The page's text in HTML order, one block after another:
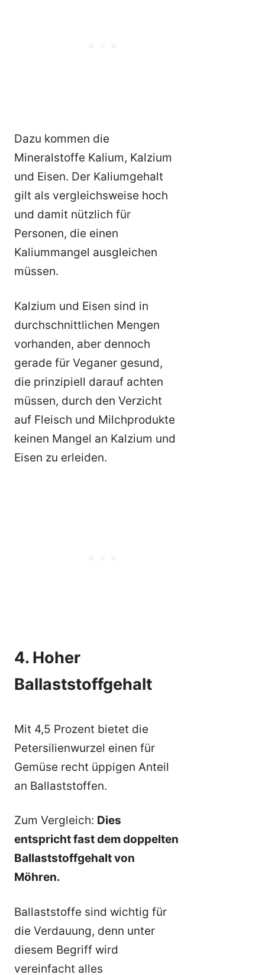
Dazu kommen die
Mineralstoffe Kalium, Kalzium
und Eisen. Der Kaliumgehalt
gilt als vergleichsweise hoch
und damit nützlich für
Personen, die einen
Kaliummangel ausgleichen
müssen.
Kalzium und Eisen sind in
durchschnittlichen Mengen
vorhanden, aber dennoch
gerade für Veganer gesund,
die prinzipiell darauf achten
müssen, durch den Verzicht
auf Fleisch und Milchprodukte
keinen Mangel an Kalzium und
Eisen zu erleiden.
4. Hoher
Ballaststoffgehalt
Mit 4,5 Prozent bietet die
Petersilienwurzel einen für
Gemüse recht üppigen Anteil
an Ballaststoffen.
Zum Vergleich: Dies
entspricht fast dem doppelten
Ballaststoffgehalt von
Möhren.
Ballaststoffe sind wichtig für
die Verdauung, denn unter
diesem Begriff wird
vereinfacht alles